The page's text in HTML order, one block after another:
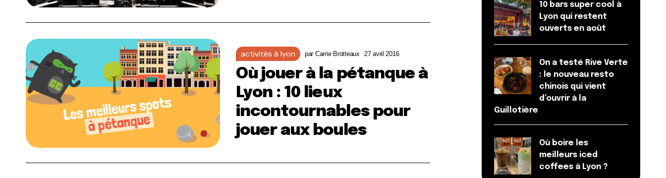
activités à lyon par Carrie Brotteaux 27 avril 2016
Où jouer à la pétanque à
Lyon : 10 lieux
incontournables pour
jouer aux boules
10 bars super cool à
Lyon qui restent
ouverts en août
On a testé Rive Verte
: le nouveau resto
chinois qui vient
d’ouvrir à la
Guillotière
Où boire les
meilleurs iced
coffees à Lyon ?